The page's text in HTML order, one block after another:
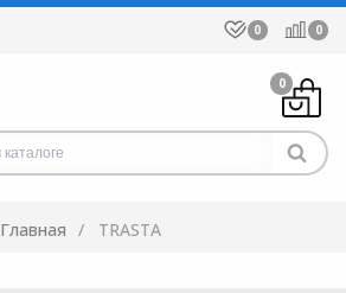
0 0
0
Главная TRASTA